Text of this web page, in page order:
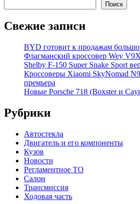
Поиск
Свежие записи
BYD готовит к продажам
Флагманский кроссовер Wey
Shelby F-150 Super Snake Sport
Кроссоверы Xiaomi SkyNomad
премьера
Новые Porsche 718 (Boxster и
Рубрики
Автостекла
Двигатель и его компоненты
Кузов
Новости
Регламентное ТО
Салон
Трансмиссия
Ходовая часть